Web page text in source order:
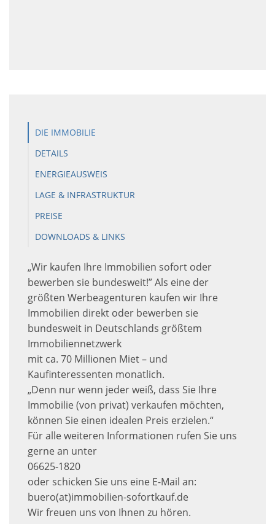
DIE IMMOBILIE
DETAILS
ENERGIEAUSWEIS
LAGE & INFRASTRUKTUR
PREISE
DOWNLOADS & LINKS
„Wir kaufen Ihre Immobilien sofort oder
bewerben sie bundesweit!” Als eine der
größten Werbeagenturen kaufen wir Ihre
Immobilien direkt oder bewerben sie
bundesweit in Deutschlands größtem
Immobiliennetzwerk
mit ca. 70 Millionen Miet – und
Kaufinteressenten monatlich.
„Denn nur wenn jeder weiß, dass Sie Ihre
Immobilie (von privat) verkaufen möchten,
können Sie einen idealen Preis erzielen.“
Für alle weiteren Informationen rufen Sie uns
gerne an unter
06625-1820
oder schicken Sie uns eine E-Mail an:
buero(at)immobilien-sofortkauf.de
Wir freuen uns von Ihnen zu hören.